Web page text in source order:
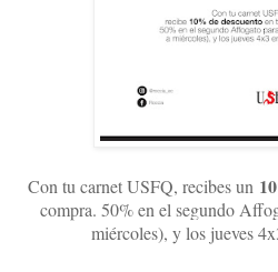
Con tu carnet USFQ, recibes un 10
compra. 50% en el segundo
miércoles), y los jueves